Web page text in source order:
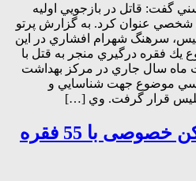
گفت: قاتل در بازجويي اوليه
شخصي عنوان كرد. به گزارش پرتو
سرهنگ شهرام افشاري در این
يك فقره درگيري منجر به قتل با
ماه سال جاري در مركز بهداشت
موضوع جهت شناسايي و
پليس قرار گرفت. وي […]
دستگیری سارق اماکن خصوصی با 55 فقره